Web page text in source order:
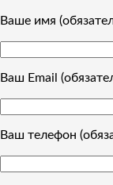
Ваше имя
Ваш Email
Ваш телефон